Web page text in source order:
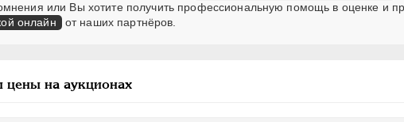
или Вы хотите получить профессиональную помощь в оценке и
онлайн от наших партнёров.
на аукционах